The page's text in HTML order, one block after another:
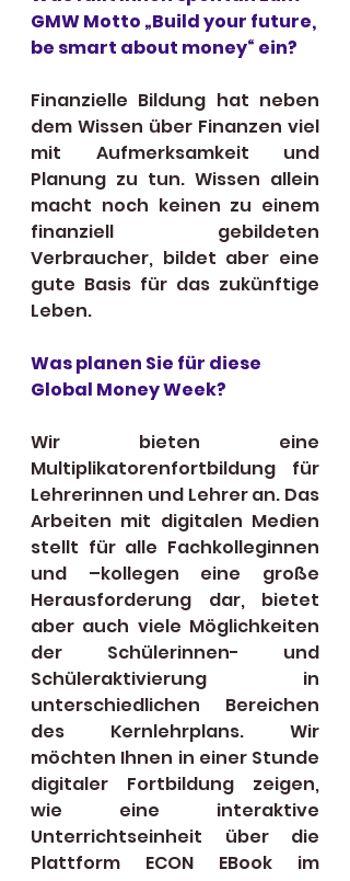
GMW Motto „Build your future,
be smart about money“ ein?
Finanzielle Bildung hat neben
dem Wissen über Finanzen viel
mit Aufmerksamkeit und
Planung zu tun. Wissen allein
macht noch keinen zu einem
finanziell gebildeten
Verbraucher, bildet aber eine
gute Basis für das zukünftige
Leben.
Was planen Sie für diese
Global Money Week?
Wir bieten eine
Multiplikatorenfortbildung für
Lehrerinnen und Lehrer an. Das
Arbeiten mit digitalen Medien
stellt für alle Fachkolleginnen
und –kollegen eine große
Herausforderung dar, bietet
aber auch viele Möglichkeiten
der Schülerinnen- und
Schüleraktivierung in
unterschiedlichen Bereichen
des Kernlehrplans. Wir
möchten Ihnen in einer Stunde
digitaler Fortbildung zeigen,
wie eine interaktive
Unterrichtseinheit über die
Plattform ECON EBook im